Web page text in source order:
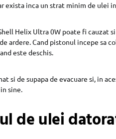
exista inca un strat minim de ulei
Helix Ultra 0W poate fi cauzat
ardere. Cand pistonul incepe sa
este deschis.
si de supapa de evacuare si, in
sine.
de ulei